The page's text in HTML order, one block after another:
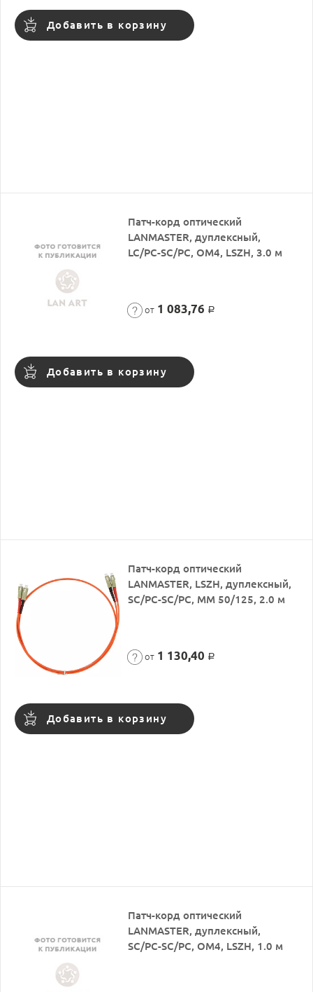
Добавить в корзину
Патч-корд оптический
LANMASTER, дуплексный,
LC/PC-SC/PC, OM4, LSZH, 3.0 м
от 1 083,76 Р
Добавить в корзину
Патч-корд оптический
LANMASTER, LSZH, дуплексный,
SC/PC-SC/PC, MM 50/125, 2.0 м
от 1 130,40 Р
Добавить в корзину
Патч-корд оптический
LANMASTER, дуплексный,
SC/PC-SC/PC, OM4, LSZH, 1.0 м